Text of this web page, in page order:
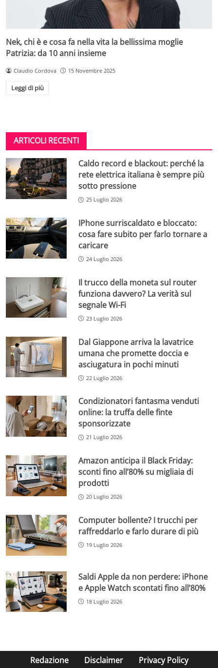
Nek, chi è e cosa fa nella vita la bellissima moglie
Patrizia: da 10 anni insieme
Claudio Cordova 15 Novembre 2025
Leggi di più
ARTICOLI RECENTI
Caldo record e blackout: perché la
rete elettrica italiana è sempre più
sotto pressione
25 Luglio 2026
IPhone surriscaldato e bloccato:
cosa fare subito per farlo tornare a
caricare
24 Luglio 2026
Il trucco della moneta sul router
funziona davvero? La verità sul
segnale Wi-Fi
23 Luglio 2026
Dal Giappone arriva la lavatrice
umana che promette doccia e
asciugatura in pochi minuti
22 Luglio 2026
Condizionatori fantasma venduti
online: la truffa delle finte
sponsorizzate
21 Luglio 2026
Amazon anticipa il Black Friday:
sconti fino all’80% su migliaia di
prodotti
20 Luglio 2026
Computer bollente? I trucchi per
raffreddarlo e farlo durare di più
19 Luglio 2026
Saldi Apple da non perdere: iPhone
e Apple Watch scontati fino all’80%
18 Luglio 2026
Redazione Disclaimer Privacy Policy